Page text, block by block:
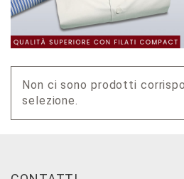
Non ci sono prodotti
selezione.